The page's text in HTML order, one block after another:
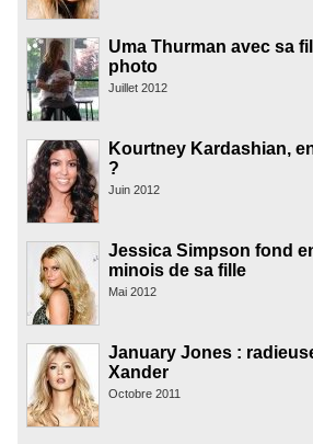
Uma Thurman avec sa
photo
Juillet 2012
Kourtney Kardashian,
?
Juin 2012
Jessica Simpson fond
minois de sa fille
Mai 2012
January Jones :
Xander
Octobre 2011